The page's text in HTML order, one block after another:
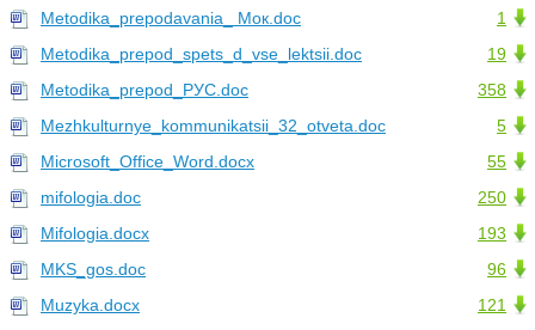
1
Metodika_prepodavania_ Мок.doc
19
Metodika_prepod_spets_d_vse_lektsii.doc
358
Metodika_prepod_РУС.doc
5
Mezhkulturnye_kommunikatsii_32_otveta.doc
55
Microsoft_Office_Word.docx
250
mifologia.doc
193
Mifologia.docx
96
MKS_gos.doc
121
Muzyka.docx